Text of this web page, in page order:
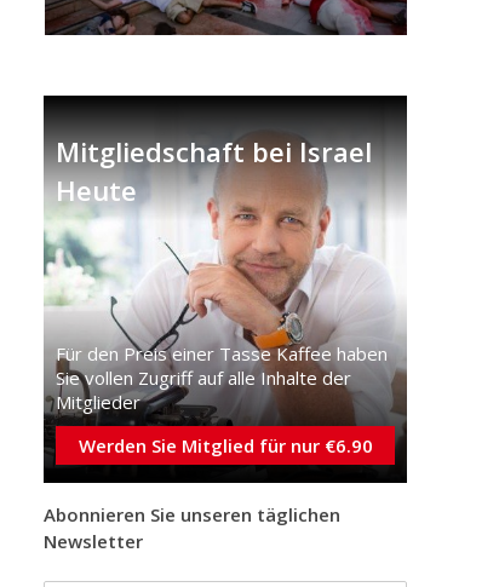
Mitgliedschaft bei Israel
Heute
Für den Preis einer Tasse Kaffee haben
Sie vollen Zugriff auf alle Inhalte der
Mitglieder
Werden Sie Mitglied für nur €6.90
Abonnieren Sie unseren täglichen
Newsletter